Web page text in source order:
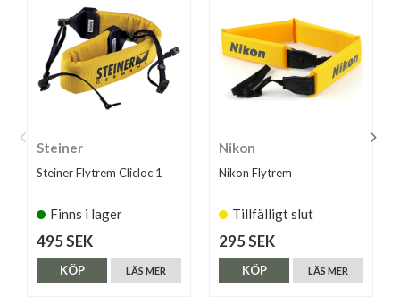
Steiner
Steiner Flytrem Clicloc 1
Finns i lager
495 SEK
LÄS MER
KÖP
Nikon
Nikon Flytrem
Tillfälligt slut
295 SEK
LÄS MER
KÖP